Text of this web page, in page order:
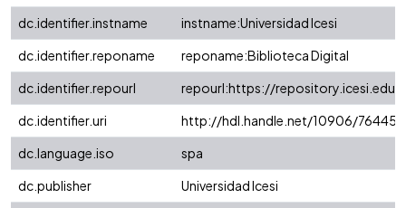
dc.identifier.instname
instname:Universidad Icesi
dc.identifier.reponame
reponame:Biblioteca Digital
dc.identifier.repourl
repourl:https://
dc.identifier.uri
http://hdl.handle.net/10906/76445
dc.language.iso
spa
dc.publisher
Universidad Icesi